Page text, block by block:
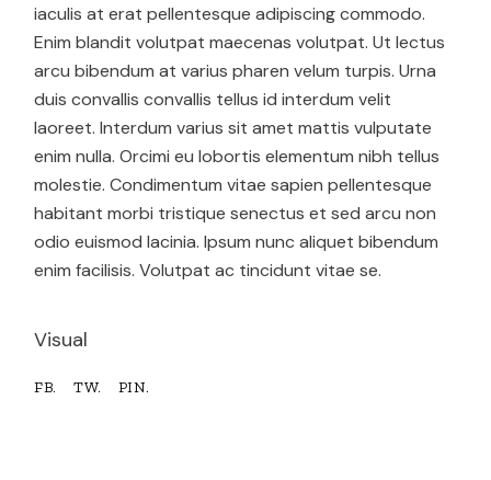
iaculis at erat pellentesque adipiscing commodo.
Enim blandit volutpat maecenas volutpat. Ut lectus
arcu bibendum at varius pharen velum turpis. Urna
duis convallis convallis tellus id interdum velit
laoreet. Interdum varius sit amet mattis vulputate
enim nulla. Orcimi eu lobortis elementum nibh tellus
molestie. Condimentum vitae sapien pellentesque
habitant morbi tristique senectus et sed arcu non
odio euismod lacinia. Ipsum nunc aliquet bibendum
enim facilisis. Volutpat ac tincidunt vitae se.
Visual
FB. TW. PIN.